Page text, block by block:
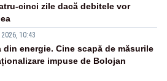
cinci zile dacă debitele vor
10:43
din energie. Cine scapă de măsurile
impuse de Bolojan